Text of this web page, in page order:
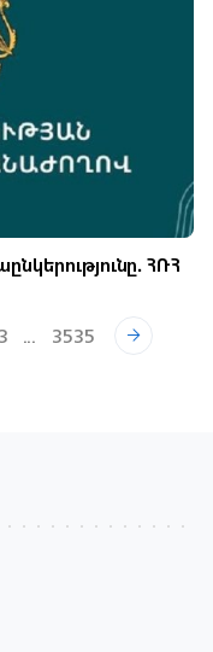
ՀՌՀ
... 3535